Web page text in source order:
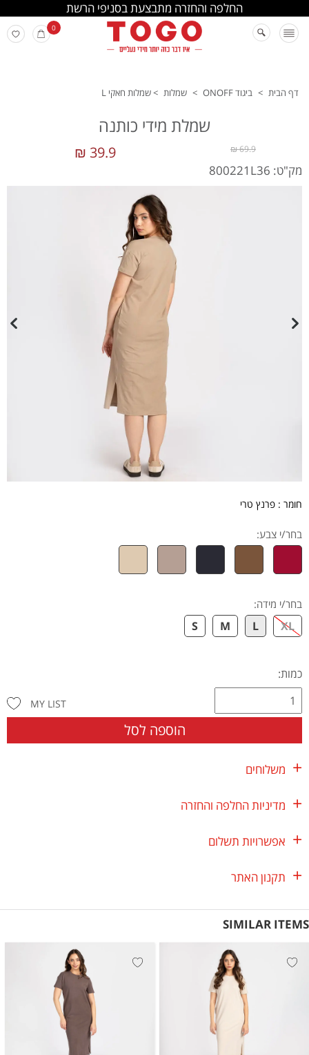
החלפה והחזרה מתבצעת בסניפי הרשת
0
דף הבית > ביגוד ONOFF > שמלות >שמלות חאקי L
שמלת מידי כותנה
39.9 ₪ 69.9 ₪
מק"ט: 800221L36
חומר : פרנץ טרי
בחר/י צבע:
בחר/י מידה:
XL
L
M
S
כמות:
הוספה לסל
MY LIST
משלוחים
מדיניות החלפה והחזרה
אפשרויות תשלום
תקנון האתר
SIMILAR ITEMS